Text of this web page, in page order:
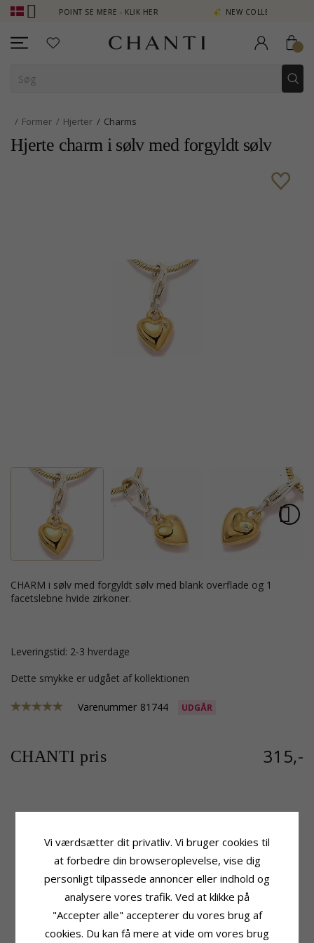
POINT SE MERE - KLIK HER NEW COLLECTION | AURA
Former Hjerter Charms
Hjerte charm i sølv med forgyldt sølv
CHARM i sølv med forgyldt sølv med blank overflade og 1
facetslebne hvide zirkoner.
Leveringstid: 2-3 hverdage
Dette smykke er udgået af kollektionen
Varenummer 81744 UDGÅR
CHANTI pris 315,-
Charm
Ædelmetal: Sølv
Ædelmetal: Forgyldt Sølv
Blank
Højde Ekskl. Lås:
7,1 mm
Slibning: Facetsleben
Farve: Hvid
Sten:Zirkon
Vi værdsætter dit privatliv. Vi bruger cookies til
at forbedre din browseroplevelse, vise dig
personligt tilpassede annoncer eller indhold og
analysere vores trafik. Ved at klikke på
"Accepter alle" accepterer du vores brug af
cookies. Du kan få mere at vide om vores brug